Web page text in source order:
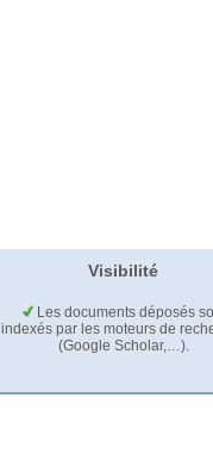
Visibilité
Les documents déposés
indexés par les moteurs de
(Google Scholar,…).